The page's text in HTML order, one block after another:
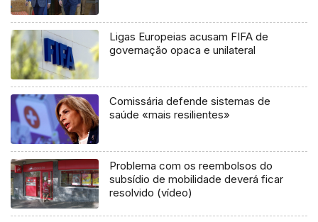
Ligas Europeias acusam FIFA de
governação opaca e unilateral
Comissária defende sistemas de
saúde «mais resilientes»
Problema com os reembolsos do
subsídio de mobilidade deverá ficar
resolvido (vídeo)